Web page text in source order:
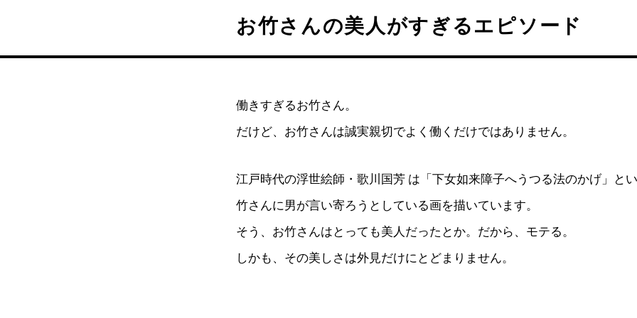
お竹さんの美人がすぎるエピソード
働きすぎるお竹さん。
だけど、お竹さんは誠実親切でよく働くだけではありません。
江戸時代の浮世絵師・歌川国芳 は「下女如来障子へうつる法のかげ」と
竹さんに男が言い寄ろうとしている画を描いています。
そう、お竹さんはとっても美人だったとか。だから、モテる。
しかも、その美しさは外見だけにとどまりません。